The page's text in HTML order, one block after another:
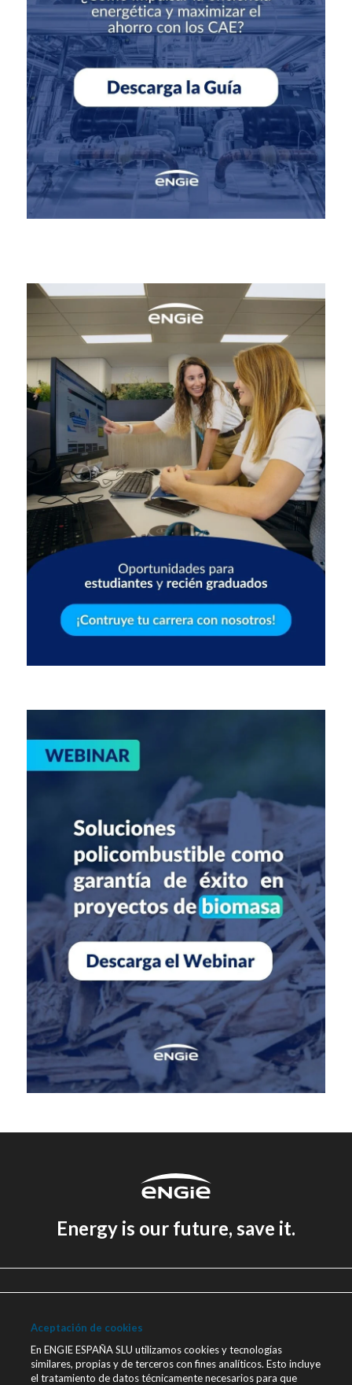
Energy is our future, save it.
Aviso legal
Política de Privacidad
Política de cookies
Canal Ético
Aceptación de cookies
En ENGIE ESPAÑA SLU utilizamos cookies y tecnologías
similares, propias y de terceros con fines analíticos. Esto incluye
el tratamiento de datos técnicamente necesarios para que